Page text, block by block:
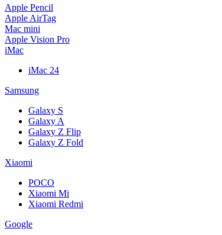
Apple Pencil
Apple AirTag
Mac mini
Apple Vision Pro
iMac
iMac 24
Samsung
Galaxy S
Galaxy A
Galaxy Z Flip
Galaxy Z Fold
Xiaomi
POCO
Xiaomi Mi
Xiaomi Redmi
Google